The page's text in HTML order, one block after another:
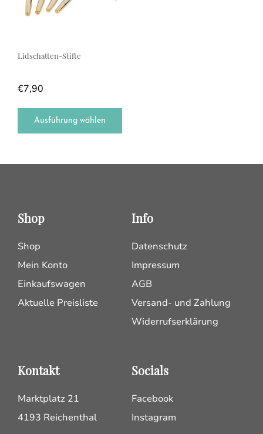
Lidschatten-Stifte
€7,90
Ausführung wählen
Shop
Shop
Mein Konto
Einkaufswagen
Aktuelle Preisliste
Info
Datenschutz
Impressum
AGB
Versand- und Zahlung
Widerrufserklärung
Kontakt
Marktplatz 21
4193 Reichenthal
Socials
Facebook
Instagram